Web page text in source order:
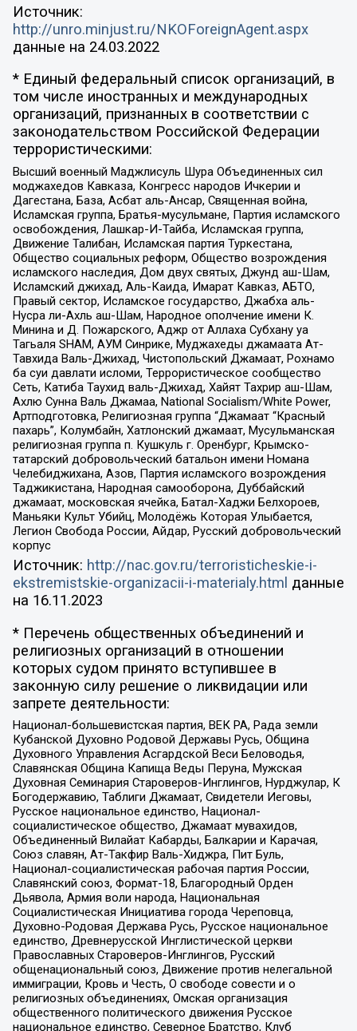
Источник:
http://unro.minjust.ru/NKOForeignAgent.aspx
данные на 24.03.2022
* Единый федеральный список организаций, в
том числе иностранных и международных
организаций, признанных в соответствии с
законодательством Российской Федерации
террористическими:
Высший военный Маджлисуль Шура Объединенных сил
моджахедов Кавказа, Конгресс народов Ичкерии и
Дагестана, База, Асбат аль-Ансар, Священная война,
Исламская группа, Братья-мусульмане, Партия исламского
освобождения, Лашкар-И-Тайба, Исламская группа,
Движение Талибан, Исламская партия Туркестана,
Общество социальных реформ, Общество возрождения
исламского наследия, Дом двух святых, Джунд аш-Шам,
Исламский джихад, Аль-Каида, Имарат Кавказ, АБТО,
Правый сектор, Исламское государство, Джабха аль-
Нусра ли-Ахль аш-Шам, Народное ополчение имени К.
Минина и Д. Пожарского, Аджр от Аллаха Субхану уа
Тагьаля SHAM, АУМ Синрике, Муджахеды джамаата Ат-
Тавхида Валь-Джихад, Чистопольский Джамаат, Рохнамо
ба суи давлати исломи, Террористическое сообщество
Сеть, Катиба Таухид валь-Джихад, Хайят Тахрир аш-Шам,
Ахлю Сунна Валь Джамаа, National Socialism/White Power,
Артподготовка, Религиозная группа “Джамаат “Красный
пахарь”, Колумбайн, Хатлонский джамаат, Мусульманская
религиозная группа п. Кушкуль г. Оренбург, Крымско-
татарский добровольческий батальон имени Номана
Челебиджихана, Азов, Партия исламского возрождения
Таджикистана, Народная самооборона, Дуббайский
джамаат, московская ячейка, Батал-Хаджи Белхороев,
Маньяки Культ Убийц, Молодёжь Которая Улыбается,
Легион Свобода России, Айдар, Русский добровольческий
корпус
Источник: http://nac.gov.ru/terroristicheskie-i-
ekstremistskie-organizacii-i-materialy.html данные
на 16.11.2023
* Перечень общественных объединений и
религиозных организаций в отношении
которых судом принято вступившее в
законную силу решение о ликвидации или
запрете деятельности:
Национал-большевистская партия, ВЕК РА, Рада земли
Кубанской Духовно Родовой Державы Русь, Община
Духовного Управления Асгардской Веси Беловодья,
Славянская Община Капища Веды Перуна, Мужская
Духовная Семинария Староверов-Инглингов, Нурджулар, К
Богодержавию, Таблиги Джамаат, Свидетели Иеговы,
Русское национальное единство, Национал-
социалистическое общество, Джамаат мувахидов,
Объединенный Вилайат Кабарды, Балкарии и Карачая,
Союз славян, Ат-Такфир Валь-Хиджра, Пит Буль,
Национал-социалистическая рабочая партия России,
Славянский союз, Формат-18, Благородный Орден
Дьявола, Армия воли народа, Национальная
Социалистическая Инициатива города Череповца,
Духовно-Родовая Держава Русь, Русское национальное
единство, Древнерусской Инглистической церкви
Православных Староверов-Инглингов, Русский
общенациональный союз, Движение против нелегальной
иммиграции, Кровь и Честь, О свободе совести и о
религиозных объединениях, Омская организация
общественного политического движения Русское
национальное единство, Северное Братство, Клуб